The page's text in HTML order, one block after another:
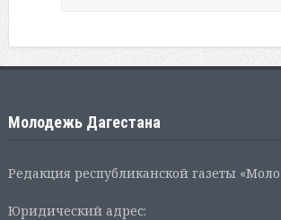
Молодежь Дагестана
Редакция республиканской газеты
Юридический адрес: